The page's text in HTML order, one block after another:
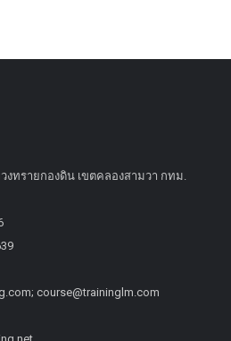
งทรายกองดิน เขตคลองสามวา กทม.
course@traininglm.com